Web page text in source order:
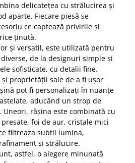
delicatețea cu strălucirea și
aparte. Fiecare piesă se
ce captează privirile și
ținută.
și versatil, este utilizată pentru
de la designuri simple și
sofisticate, cu detalii fine.
proprietății sale de a fi ușor
pot fi personalizați în nuanțe
aducând un strop de
rășina este combinată cu
foi de aur, cristale mici
filtreaza subtil lumina,
și strălucire.
astfel, o alegere minunată